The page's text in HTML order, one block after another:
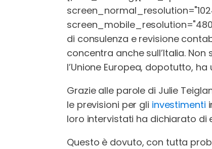
di consulenza e revisione
concentra anche sull’Italia.
l’Unione Europea, dopotutto,
Grazie alle parole di Julie
le previsioni per gli investimenti
loro intervistati ha dichiarato di
Questo è dovuto, con tutta